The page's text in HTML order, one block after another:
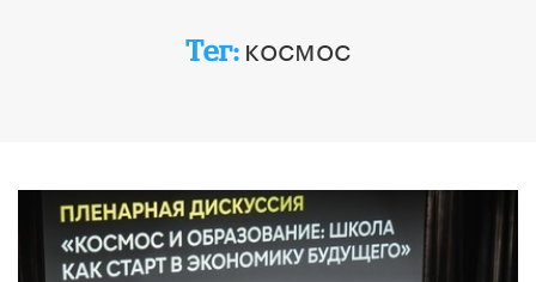
Тег: космос